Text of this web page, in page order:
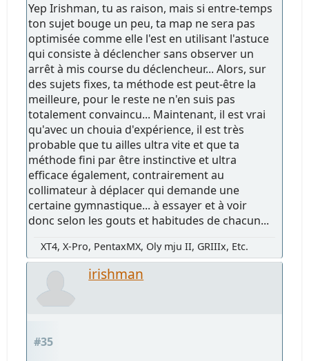
Yep Irishman, tu as raison, mais si entre-temps
ton sujet bouge un peu, ta map ne sera pas
optimisée comme elle l'est en utilisant l'astuce
qui consiste à déclencher sans observer un
arrêt à mis course du déclencheur... Alors, sur
des sujets fixes, ta méthode est peut-être la
meilleure, pour le reste ne n'en suis pas
totalement convaincu... Maintenant, il est vrai
qu'avec un chouia d'expérience, il est très
probable que tu ailles ultra vite et que ta
méthode fini par être instinctive et ultra
efficace également, contrairement au
collimateur à déplacer qui demande une
certaine gymnastique... à essayer et à voir
donc selon les gouts et habitudes de chacun...
XT4, X-Pro, PentaxMX, Oly mju II, GRIIIx, Etc.
irishman
#35